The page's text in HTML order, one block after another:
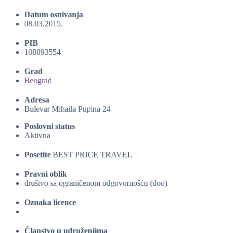
Datum osnivanja
08.03.2015.
PIB
108893554
Grad
Beograd
Adresa
Bulevar Mihaila Pupina 24
Poslovni status
Aktivna
Posetite BEST PRICE TRAVEL
Pravni oblik
društvo sa ograničenom odgovornošću (doo)
Oznaka licence
Članstvo u udruženjima